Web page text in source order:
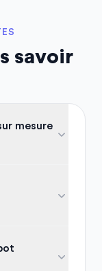
savoir
mesure